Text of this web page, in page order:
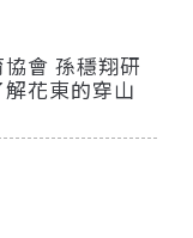
協會 孫穩翔研
花東的穿山